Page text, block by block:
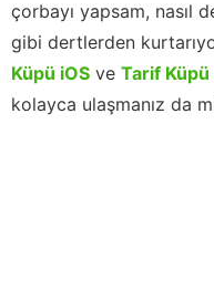
çorbayı yapsam, nasıl
gibi dertlerden
Küpü iOS ve Tarif
kolayca ulaşmanız da